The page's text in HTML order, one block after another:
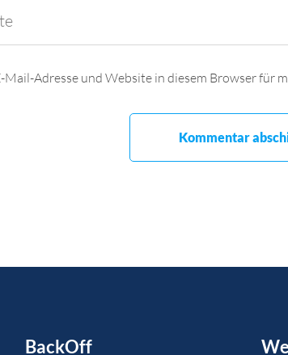
Mail-Adresse und Website in diesem Browser für
BackOff